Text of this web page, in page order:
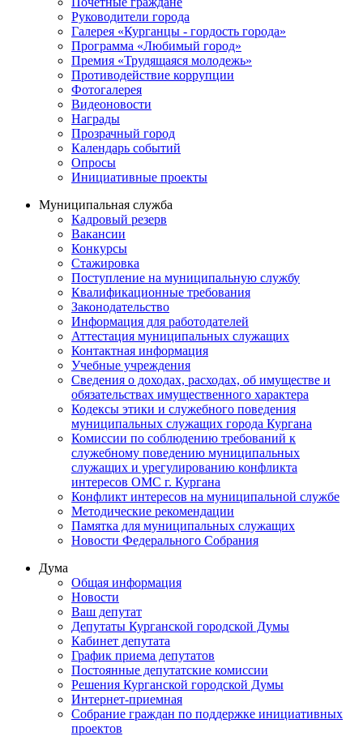
Руководители города
Галерея «Курганцы - гордость города»
Программа «Любимый город»
Премия «Трудящаяся молодежь»
Противодействие коррупции
Фотогалерея
Видеоновости
Награды
Прозрачный город
Календарь событий
Опросы
Инициативные проекты
Муниципальная служба
Кадровый резерв
Вакансии
Конкурсы
Стажировка
Поступление на муниципальную службу
Квалификационные требования
Законодательство
Информация для работодателей
Аттестация муниципальных служащих
Контактная информация
Учебные учреждения
Сведения о доходах, расходах, об имуществе и
обязательствах имущественного характера
Кодексы этики и служебного поведения
муниципальных служащих города Кургана
Комиссии по соблюдению требований к
служебному поведению муниципальных
служащих и урегулированию конфликта
интересов ОМС г. Кургана
Конфликт интересов на муниципальной службе
Методические рекомендации
Памятка для муниципальных служащих
Новости Федерального Cобрания
Дума
Общая информация
Новости
Ваш депутат
Депутаты Курганской городской Думы
Кабинет депутата
График приема депутатов
Постоянные депутатские комиссии
Решения Курганской городской Думы
Интернет-приемная
Собрание граждан по поддержке инициативных
проектов